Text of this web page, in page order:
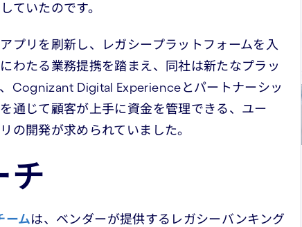
ていたのです。
プリを刷新し、レガシープラットフォームを入
わたる業務提携を踏まえ、同社は新たなプラッ
Cognizant Digital Experienceとパートナーシッ
通じて顧客が上手に資金を管理できる、ユー
の開発が求められていました。
チ
ームは、ベンダーが提供するレガシーバンキング